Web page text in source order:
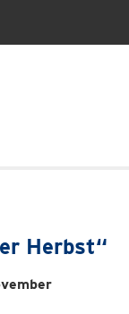
Herbst“